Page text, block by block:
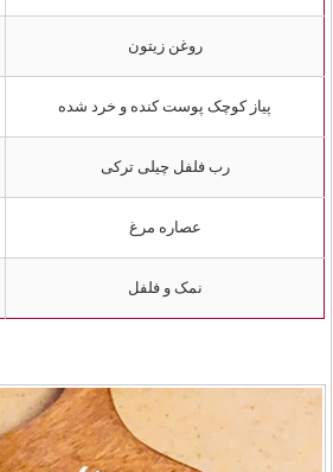
روغن زیتون
پیاز کوچک پوست کنده و خرد شده
رب فلفل چیلی ترکی
عصاره مرغ
نمک و فلفل